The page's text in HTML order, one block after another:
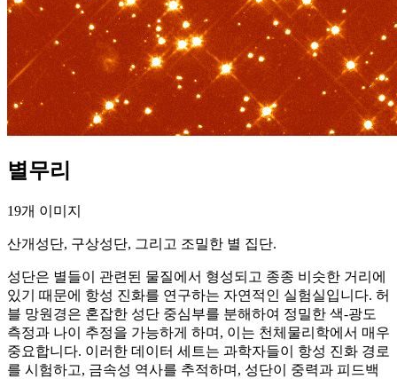
별무리
19개 이미지
산개성단, 구상성단, 그리고 조밀한 별 집단.
성단은 별들이 관련된 물질에서 형성되고 종종 비슷한 거리에
있기 때문에 항성 진화를 연구하는 자연적인 실험실입니다. 허
블 망원경은 혼잡한 성단 중심부를 분해하여 정밀한 색-광도
측정과 나이 추정을 가능하게 하며, 이는 천체물리학에서 매우
중요합니다. 이러한 데이터 세트는 과학자들이 항성 진화 경로
를 시험하고, 금속성 역사를 추적하며, 성단이 중력과 피드백